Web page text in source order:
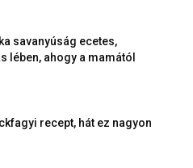
savanyúság ecetes,
lében, ahogy a mamától
recept, hát ez nagyon